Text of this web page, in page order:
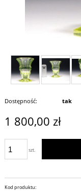
Dostępność: tak
1 800,00 zł
szt.
Kod produktu: